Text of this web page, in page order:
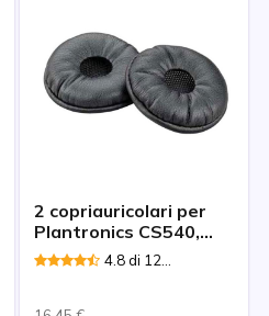
2 copriauricolari per
Plantronics CS540,
W440, W740 e C565
4.8 di 12